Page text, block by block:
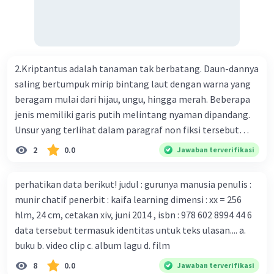
bersama sejumlah perusahaan biotek dan vaksin.
Beberapa waktu lalu, Kepala Laboratorium Identifikasi
Virus dari Institut Peter Doherty untuk Infeksi dan
kekebalan, Melbourne, Julian Druce, menyatakan mereka
mengembangkan virus Corona versi laboratorium dari
tubuh pasien yang terinfeksi untuk uji coba. Tanggapan
yang sesuai dengan berita tersebut adalah ... A.
serangan virus Corona dengan menemukan vaksin virus
tersebut. B. Para ilmuan perlu segera mempelajari virus
corona yang menjadi masalah besar bagi kesehatan dunia
karena persebarannya sangat cepat. C. Masyarakat perlu
mawas diri dan menjaga kesehatan dalam menghadapi
serangan virus corona yang mulai menyebar di Indonesia,
2.Kriptantus adalah tanaman tak berbatang. Daun-dannya
saling bertumpuk mirip bintang laut dengan warna yang
beragam mulai dari hijau, ungu, hingga merah. Beberapa
jenis memiliki garis putih melintang nyaman dipandang.
Unsur yang terlihat dalam paragraf non fiksi tersebut
adalah... A. cara menyajikan isi buku B. bahasa yang
digunakan C. tokoh dan penokohan D. penyajian alur cerita
2 0.0 Jawaban terverifikasi
perhatikan data berikut! judul : gurunya manusia penulis :
munir chatif penerbit : kaifa learning dimensi : xx = 256
hlm, 24 cm, cetakan xiv, juni 2014 , isbn : 978 602 8994 44 6
data tersebut termasuk identitas untuk teks ulasan.... a.
buku b. video clip c. album lagu d. film
8 0.0 Jawaban terverifikasi